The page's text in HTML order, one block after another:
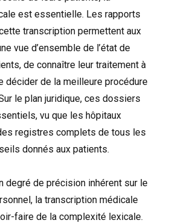
est essentielle. Les rapports
transcription permettent aux
vue d’ensemble de l’état de
de connaître leur traitement à
décider de la meilleure procédure
le plan juridique, ces dossiers
vu que les hôpitaux
registres complets de tous les
donnés aux patients.
degré de précision inhérent sur le
la transcription médicale
faire de la complexité lexicale.